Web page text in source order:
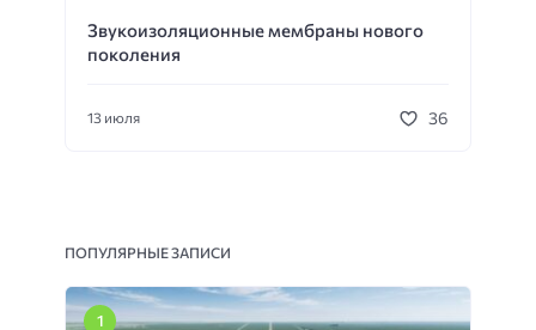
Звукоизоляционные мембраны нового
поколения
13 июля 36
ПОПУЛЯРНЫЕ ЗАПИСИ